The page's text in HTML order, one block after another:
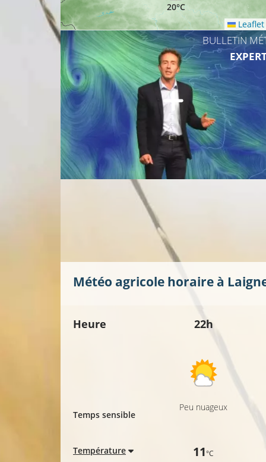
20°C
21°C
20°C
21°C
20°C
20°C
Leaflet
BULLETIN
Météo agricole horaire à
Heure
Temps sensible
Température
22h
Peu nuageux
11°C